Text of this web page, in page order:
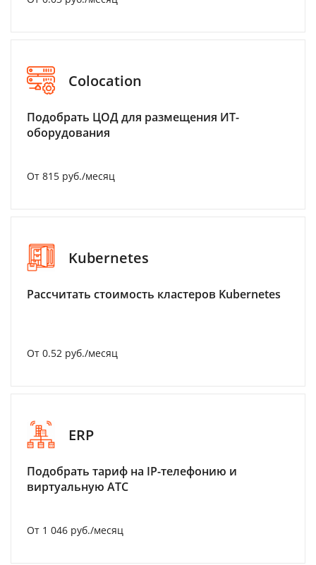
Colocation
Подобрать ЦОД для размещения ИТ-
оборудования
От 815 руб./месяц
Kubernetes
Рассчитать стоимость кластеров Kubernetes
От 0.52 руб./месяц
ERP
Подобрать тариф на IP-телефонию и
виртуальную АТС
От 1 046 руб./месяц